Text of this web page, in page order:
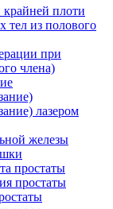
крайней плоти
тел из полового
при
члена)
лазером
железы
простаты
простаты